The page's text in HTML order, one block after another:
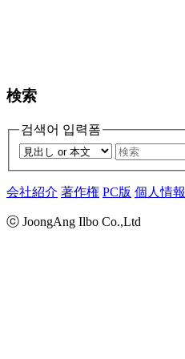
検索
검색어 입력폼
会社紹介 著作権 PC版 個人情報
ⓒ JoongAng Ilbo Co.,Ltd